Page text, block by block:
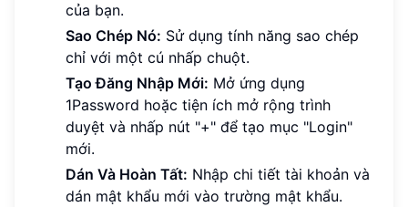
của bạn.
Sao Chép Nó: Sử dụng tính năng sao chép
chỉ với một cú nhấp chuột.
Tạo Đăng Nhập Mới: Mở ứng dụng
1Password hoặc tiện ích mở rộng trình
duyệt và nhấp nút "+" để tạo mục "Login"
mới.
Dán Và Hoàn Tất: Nhập chi tiết tài khoản và
dán mật khẩu mới vào trường mật khẩu.